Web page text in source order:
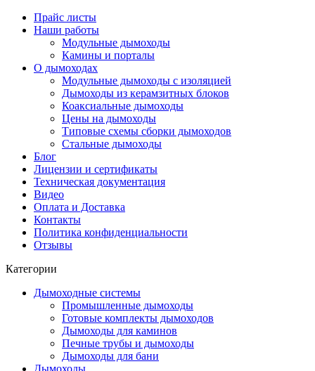
Прайс листы
Наши работы
Модульные дымоходы
Камины и порталы
О дымоходах
Модульные дымоходы с изоляцией
Дымоходы из керамзитных блоков
Коаксиальные дымоходы
Цены на дымоходы
Типовые схемы сборки дымоходов
Стальные дымоходы
Блог
Лицензии и сертификаты
Техническая документация
Видео
Оплата и Доставка
Контакты
Политика конфиденциальности
Отзывы
Категории
Дымоходные системы
Промышленные дымоходы
Готовые комплекты дымоходов
Дымоходы для каминов
Печные трубы и дымоходы
Дымоходы для бани
Дымоходы